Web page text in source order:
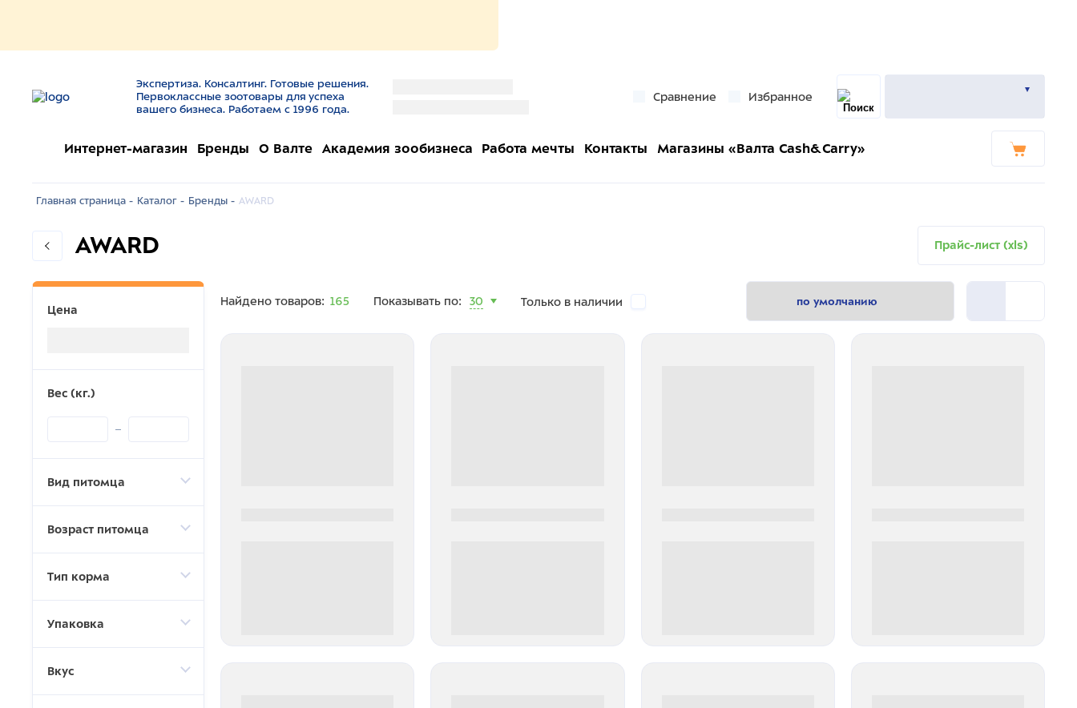
Экспертиза. Консалтинг. Готовые решения.
Первоклассные зоотовары для успеха
вашего бизнеса. Работаем с 1996 года.
Сравнение Избранное
Интернет-магазин Бренды О Валте Академия зообизнеса Работа мечты Контакты Магазины «Валта Cash&Carry»
Главная страница - Каталог - Бренды - AWARD
AWARD Прайс-лист (xls)
Цена
Вес (кг.)
Вид питомца
Возраст питомца
Тип корма
Упаковка
Вкус
Найдено товаров: 165 Показывать по: 30 Только в наличии